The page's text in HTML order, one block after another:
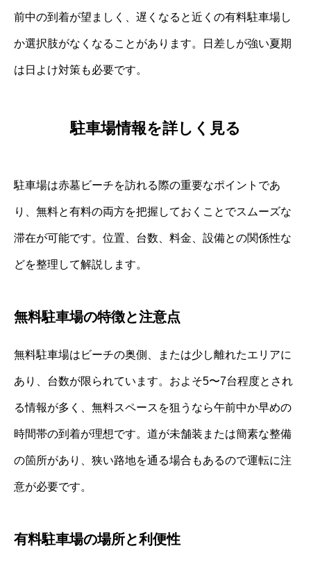
前中の到着が望ましく、遅くなると近くの有料駐車場し
か選択肢がなくなることがあります。日差しが強い夏期
は日よけ対策も必要です。
駐車場情報を詳しく見る
駐車場は赤墓ビーチを訪れる際の重要なポイントであ
り、無料と有料の両方を把握しておくことでスムーズな
滞在が可能です。位置、台数、料金、設備との関係性な
どを整理して解説します。
無料駐車場の特徴と注意点
無料駐車場はビーチの奥側、または少し離れたエリアに
あり、台数が限られています。およそ5〜7台程度とされ
る情報が多く、無料スペースを狙うなら午前中か早めの
時間帯の到着が理想です。道が未舗装または簡素な整備
の箇所があり、狭い路地を通る場合もあるので運転に注
意が必要です。
有料駐車場の場所と利便性